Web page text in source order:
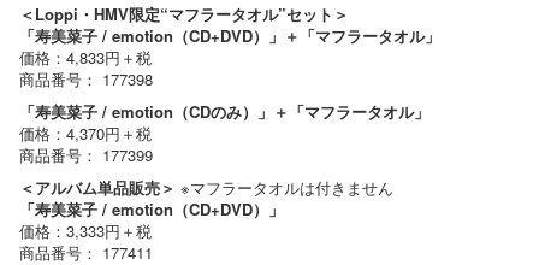
＜Loppi・HMV限定“マフラータオル”セット＞
「寿美菜子 / emotion（CD+DVD）」＋「マフラータオル」
価格：4,833円＋税
商品番号： 177398
「寿美菜子 / emotion（CDのみ）」＋「マフラータオル」
価格：4,370円＋税
商品番号： 177399
＜アルバム単品販売＞ ※マフラータオルは付きません
「寿美菜子 / emotion（CD+DVD）」
価格：3,333円＋税
商品番号： 177411